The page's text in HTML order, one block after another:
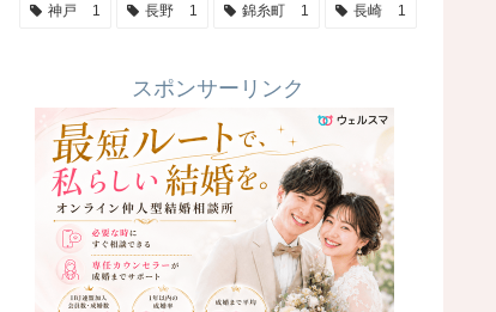
神戸 1 長野 1 錦糸町 1 長崎 1
スポンサーリンク